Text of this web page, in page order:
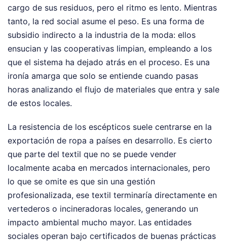
cargo de sus residuos, pero el ritmo es lento. Mientras
tanto, la red social asume el peso. Es una forma de
subsidio indirecto a la industria de la moda: ellos
ensucian y las cooperativas limpian, empleando a los
que el sistema ha dejado atrás en el proceso. Es una
ironía amarga que solo se entiende cuando pasas
horas analizando el flujo de materiales que entra y sale
de estos locales.
La resistencia de los escépticos suele centrarse en la
exportación de ropa a países en desarrollo. Es cierto
que parte del textil que no se puede vender
localmente acaba en mercados internacionales, pero
lo que se omite es que sin una gestión
profesionalizada, ese textil terminaría directamente en
vertederos o incineradoras locales, generando un
impacto ambiental mucho mayor. Las entidades
sociales operan bajo certificados de buenas prácticas